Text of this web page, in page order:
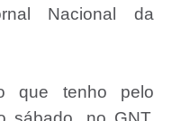
Nacional da
que tenho pelo